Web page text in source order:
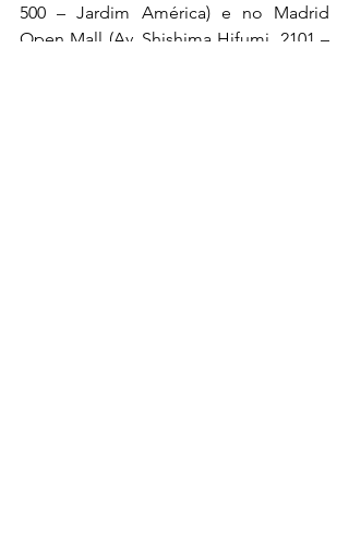
500 – Jardim América) e no Madrid
Open Mall (Av. Shishima Hifumi, 2101 –